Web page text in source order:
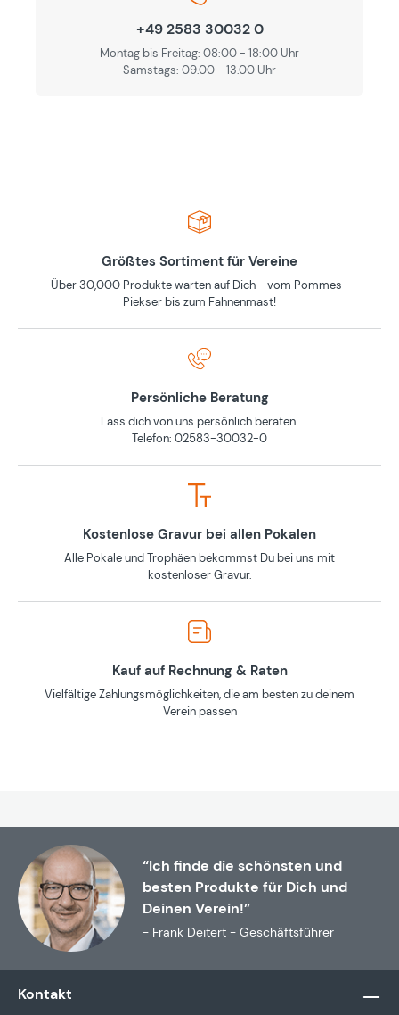
+49 2583 30032 0
Montag bis Freitag: 08:00 - 18:00 Uhr
Samstags: 09.00 - 13.00 Uhr
Größtes Sortiment für Vereine
Über 30,000 Produkte warten auf Dich - vom Pommes-
Piekser bis zum Fahnenmast!
Persönliche Beratung
Lass dich von uns persönlich beraten.
Telefon: 02583-30032-0
Kostenlose Gravur bei allen Pokalen
Alle Pokale und Trophäen bekommst Du bei uns mit
kostenloser Gravur.
Kauf auf Rechnung & Raten
Vielfältige Zahlungsmöglichkeiten, die am besten zu deinem
Verein passen
“Ich finde die schönsten und
besten Produkte für Dich und
Deinen Verein!”
- Frank Deitert - Geschäftsführer
Kontakt